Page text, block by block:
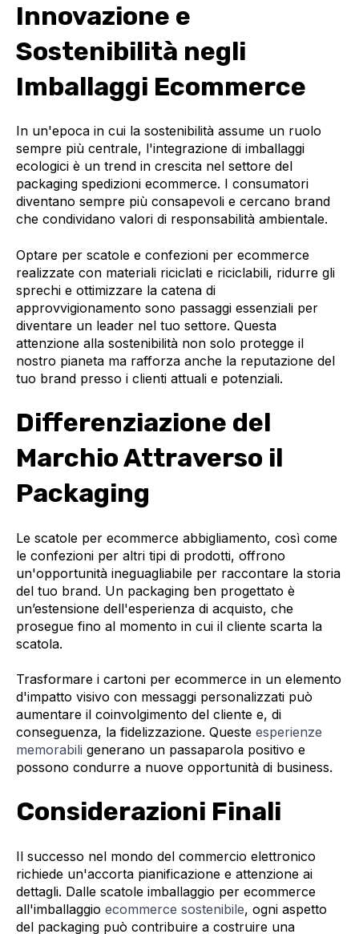
Innovazione e
Sostenibilità negli
Imballaggi Ecommerce
In un'epoca in cui la sostenibilità assume un ruolo
sempre più centrale, l'integrazione di imballaggi
ecologici è un trend in crescita nel settore del
packaging spedizioni ecommerce. I consumatori
diventano sempre più consapevoli e cercano brand
che condividano valori di responsabilità ambientale.
Optare per scatole e confezioni per ecommerce
realizzate con materiali riciclati e riciclabili, ridurre gli
sprechi e ottimizzare la catena di
approvvigionamento sono passaggi essenziali per
diventare un leader nel tuo settore. Questa
attenzione alla sostenibilità non solo protegge il
nostro pianeta ma rafforza anche la reputazione del
tuo brand presso i clienti attuali e potenziali.
Differenziazione del
Marchio Attraverso il
Packaging
Le scatole per ecommerce abbigliamento, così come
le confezioni per altri tipi di prodotti, offrono
un'opportunità ineguagliabile per raccontare la storia
del tuo brand. Un packaging ben progettato è
un’estensione dell'esperienza di acquisto, che
prosegue fino al momento in cui il cliente scarta la
scatola.
Trasformare i cartoni per ecommerce in un elemento
d'impatto visivo con messaggi personalizzati può
aumentare il coinvolgimento del cliente e, di
conseguenza, la fidelizzazione. Queste esperienze
memorabili generano un passaparola positivo e
possono condurre a nuove opportunità di business.
Considerazioni Finali
Il successo nel mondo del commercio elettronico
richiede un'accorta pianificazione e attenzione ai
dettagli. Dalle scatole imballaggio per ecommerce
all'imballaggio ecommerce sostenibile, ogni aspetto
del packaging può contribuire a costruire una